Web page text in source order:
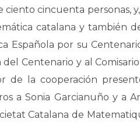
ciento cincuenta personas,
catalana y también
Española por su
Centenario y al
de la cooperación
a Sonia Garcianuño y a
Catalana de